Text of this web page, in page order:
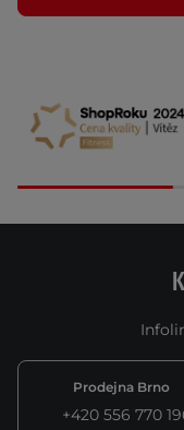
Prodejna Brno
+420 556 770